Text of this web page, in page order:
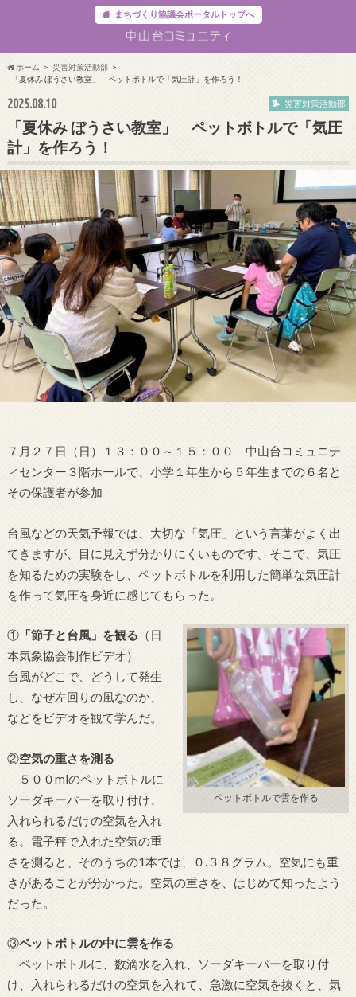
まちづくり協議会ポータルトップへ
ホーム
災害対策活動部
「夏休み ぼうさい教室」 ペットボトルで「気圧計」を作ろう！
2025.08.10 災害対策活動部
「夏休み ぼうさい教室」 ペットボトルで「気圧
計」を作ろう！
７月２７日（日）１３：００～１５：００ 中山台コミュニテ
ィセンター３階ホールで、小学１年生から５年生までの６名と
その保護者が参加
台風などの天気予報では、大切な「気圧」という言葉がよく出
てきますが、目に見えず分かりにくいものです。そこで、気圧
を知るための実験をし、ペットボトルを利用した簡単な気圧計
を作って気圧を身近に感じてもらった。
ペットボトルで雲を作る
①「節子と台風」 を観る （日
本気象協会制作ビデオ）
台風がどこで、どうして発生
し、なぜ左回りの風なのか、
などをビデオを観て学んだ。
②空気の重さを測る
５００mlのペットボトルに
ソーダキーパーを取り付け、
入れられるだけの空気を入れ
る。電子秤で入れた空気の重
さを測ると、そのうちの1本では、０.３８グラム。空気にも重
さがあることが分かった。空気の重さを、はじめて知ったよう
だった。
③ペットボトルの中に雲を作る
ペットボトルに、数滴水を入れ、ソーダキーパーを取り付
け、入れられるだけの空気を入れて、急激に空気を抜くと、気